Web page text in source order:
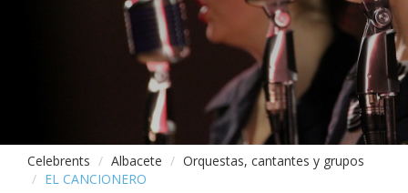
Celebrents Albacete
Orquestas, cantantes y grupos
EL CANCIONERO